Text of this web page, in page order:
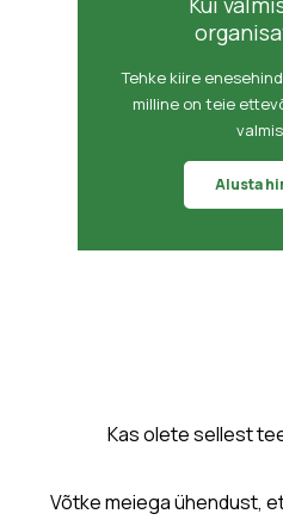
Tehke kiire
milline on teie
Alusta
Kas olete sellest
Võtke meiega ühendust,